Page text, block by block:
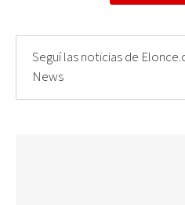
Seguí las noticias de
News